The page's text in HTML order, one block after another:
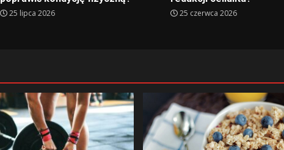
25 lipca 2026 25 czerwca 2026